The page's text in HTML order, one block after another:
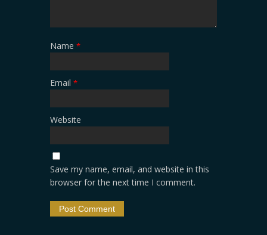
Name *
Email *
Website
Save my name, email, and website in this
browser for the next time I comment.